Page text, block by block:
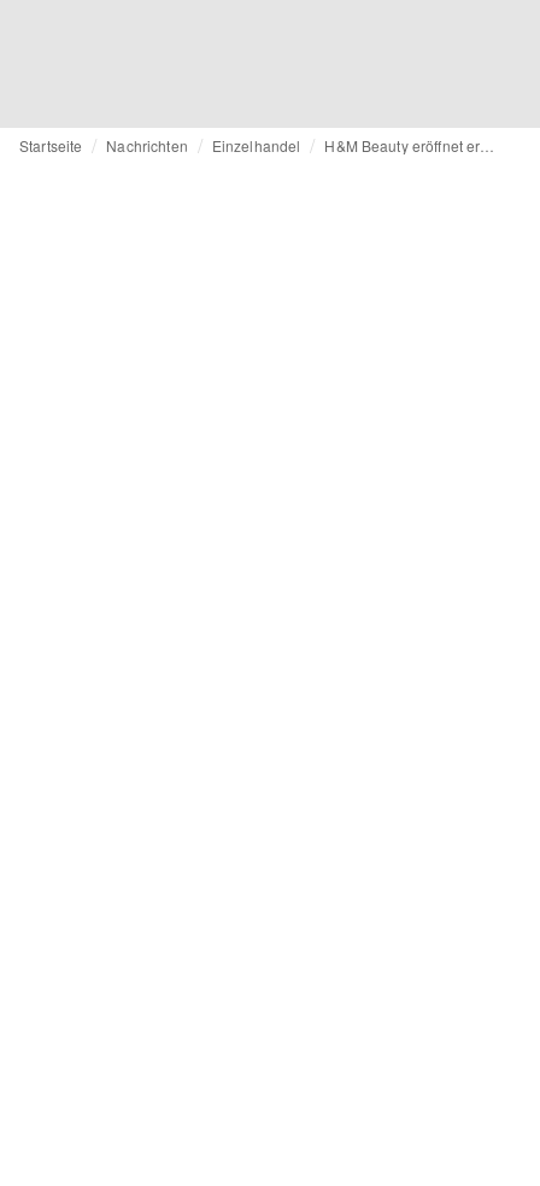
Startseite Nachrichten Einzelhandel